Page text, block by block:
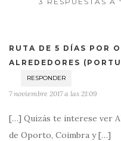
RUTA DE 5 DÍAS POR
ALREDEDORES
RESPONDER
7 noviembre 2017 a las 21:09
[…] Quizás te interese ver
de Oporto, Coimbra y […]